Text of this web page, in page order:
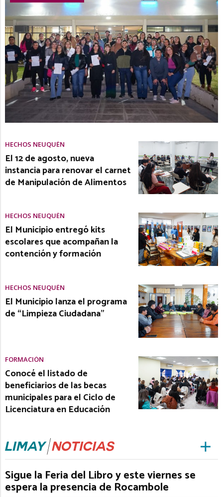
HECHOS NEUQUÉN
El 12 de agosto, nueva
instancia para renovar el carnet
de Manipulación de Alimentos
HECHOS NEUQUÉN
El Municipio entregó kits
escolares que acompañan la
contención y formación
HECHOS NEUQUÉN
El Municipio lanza el programa
de “Limpieza Ciudadana”
FORMACIÓN
Conocé el listado de
beneficiarios de las becas
municipales para el Ciclo de
Licenciatura en Educación
Sigue la Feria del Libro y este viernes se
espera la presencia de Rocambole